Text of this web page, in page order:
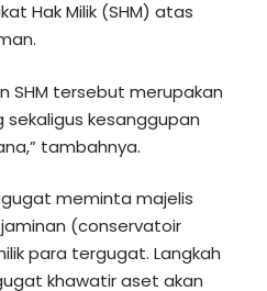
Hak Milik (SHM) atas
SHM tersebut merupakan
kesanggupan
tambahnya.
meminta majelis
(conservatoir
para tergugat. Langkah
khawatir aset akan